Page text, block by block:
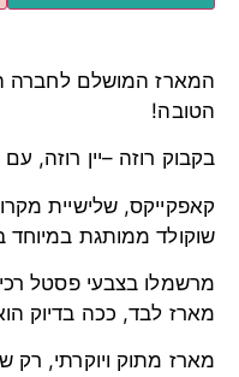
המארז המושלם לחברה
הטובה!
בקבוק רוזה –יין רוזה,
קאפקייקס, שלישיית
שוקולד ממותגת במיוחד
מרשמלו בצבעי פסטל
מארז לבד, ככה בדיוק
מארז מתוק ויוקרתי, רק